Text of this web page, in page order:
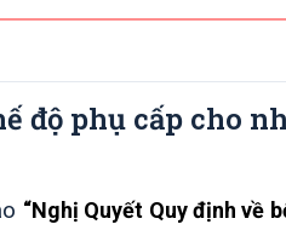
độ phụ cấp cho
“Nghị Quyết Quy định về